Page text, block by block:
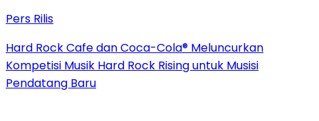
Pers Rilis
Hard Rock Cafe dan Coca-Cola® Meluncurkan
Kompetisi Musik Hard Rock Rising untuk Musisi
Pendatang Baru